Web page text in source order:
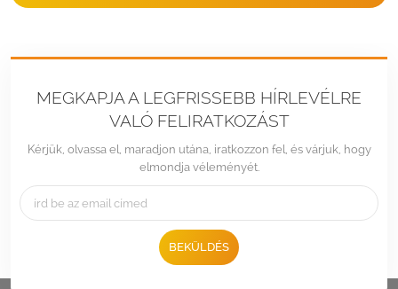
MEGKAPJA A LEGFRISSEBB HÍRLEVÉLRE
VALÓ FELIRATKOZÁST
Kérjük, olvassa el, maradjon utána, iratkozzon fel, és várjuk, hogy
elmondja véleményét.
BEKÜLDÉS